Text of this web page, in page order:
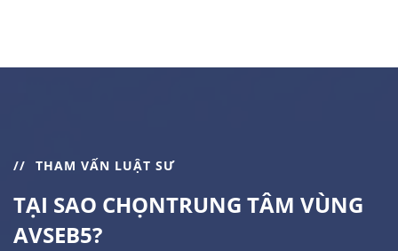
THAM VẤN LUẬT SƯ
TẠI SAO CHỌNTRUNG TÂM VÙNG
AVSEB5?